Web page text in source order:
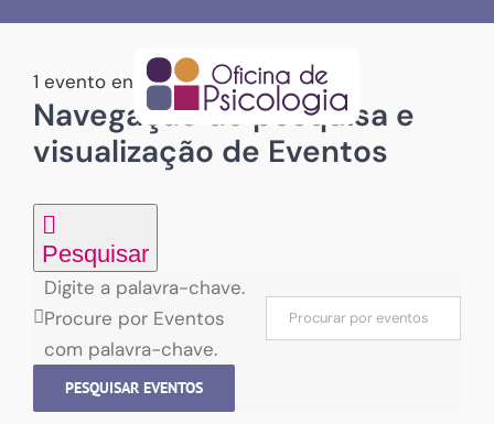
content1 evento encontrados.
Eventos
for
02/03/2026
Navegação de pesquisa e
visualização de Eventos
Pesquisar
Digite a palavra-chave.
Procure por Eventos
com palavra-chave.
PESQUISAR EVENTOS